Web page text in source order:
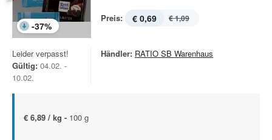
-37%
Preis: € 0,69 € 1,09
Leider verpasst!
Gültig: 04.02. -
10.02.
Händler: RATIO SB Warenhaus
€ 6,89 / kg - 100 g